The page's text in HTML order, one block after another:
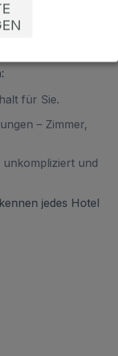
für Sie.
– Zimmer,
und
jedes Hotel